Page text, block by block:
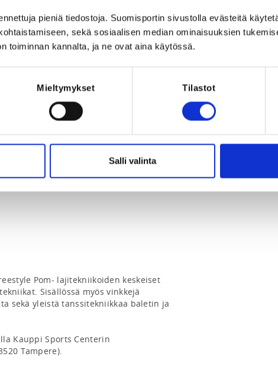
pieniä tiedostoja. Suomisportin sivustolla evästeitä
sekä sosiaalisen median ominaisuuksien
toiminnan kannalta, ja ne ovat aina käytössä.
Mieltymykset Tilastot
Salli valinta
at 23:59
(vähennettynä
vastaan. Lääkärintodistuksen tulee
tulee toimittaa Suomen
kuluttua koulutuksen
Pom- lajitekniikoiden keskeiset
Sisällössä myös vinkkejä
sekä yleistä tanssitekniikkaa baletin ja
Kauppi Sports Centerin
Tampere).